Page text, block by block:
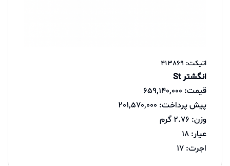
اتیکت: 413869
انگشتر St
قیمت: 659,140,000
پیش پرداخت: 201,570,000
وزن: 2.76 گرم
عیار: 18
اجرت: 17